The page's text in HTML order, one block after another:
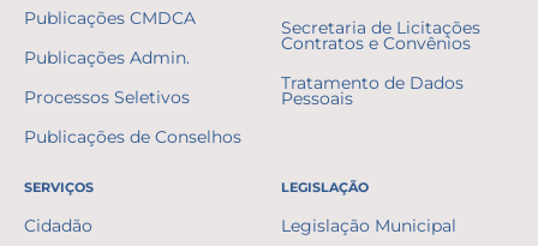
Publicações CMDCA
Publicações Admin.
Processos Seletivos
Publicações de Conselhos
Secretaria de Licitações
Contratos e Convênios
Tratamento de Dados
Pessoais
SERVIÇOS
Cidadão
LEGISLAÇÃO
Legislação Municipal